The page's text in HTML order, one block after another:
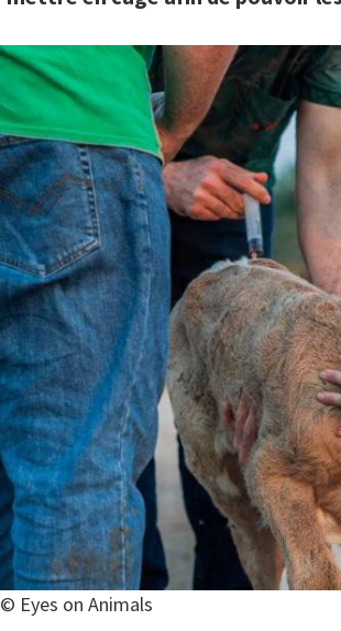
© Eyes on Animals